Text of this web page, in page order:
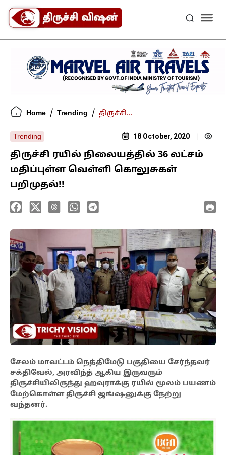
Home / Trending / திருச்சி...
Trending 18 October, 2020
திருச்சி ரயில் நிலையத்தில் 36 லட்சம்
மதிப்புள்ள வெள்ளி கொலுசுகள்
பறிமுதல்!!
சேலம் மாவட்டம் நெத்திமேடு பகுதியை சேர்ந்தவர்
சக்திவேல், அரவிந்த் ஆகிய இருவரும்
திருச்சியிலிருந்து ஹவுராக்கு ரயில் மூலம் பயணம்
மேற்கொள்ள திருச்சி ஜங்ஷனுக்கு நேற்று
வந்தனர்.